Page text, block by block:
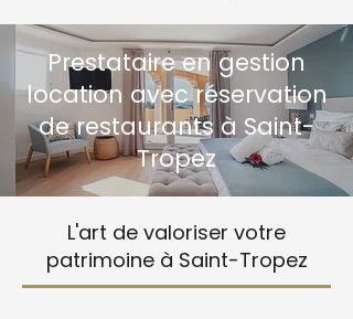
Prestataire en gestion
location avec réservation
de restaurants à Saint-
Tropez
L'art de valoriser votre
patrimoine à Saint-Tropez